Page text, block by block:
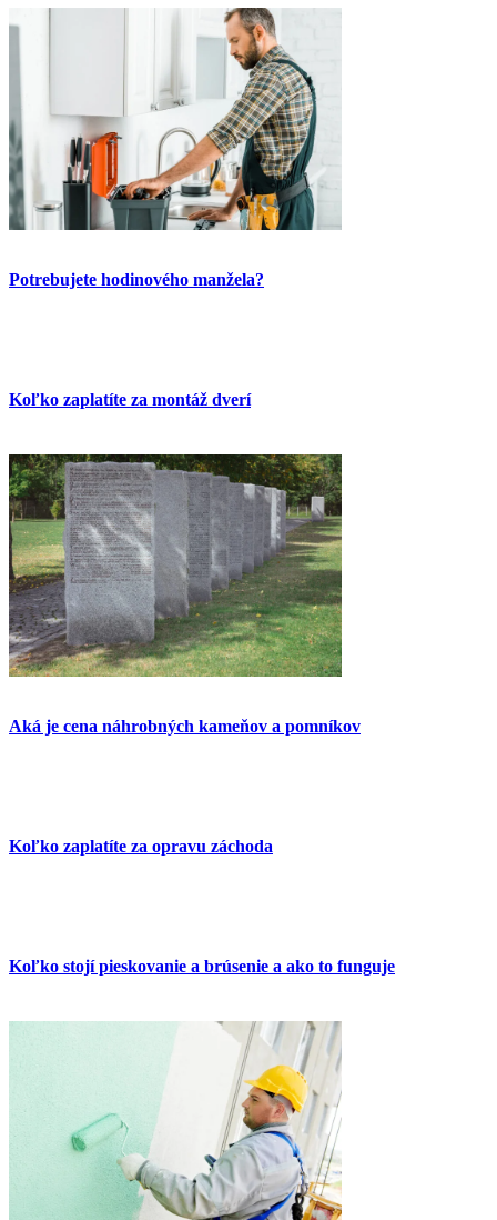
Potrebujete hodinového manžela?
Koľko zaplatíte za montáž dverí
Aká je cena náhrobných kameňov a pomníkov
Koľko zaplatíte za opravu záchoda
Koľko stojí pieskovanie a brúsenie a ako to funguje